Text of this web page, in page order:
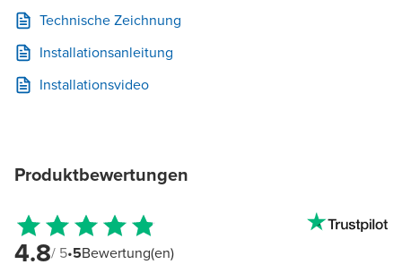
Technische Zeichnung
Installationsanleitung
Installationsvideo
Produktbewertungen
4.8/ 5•5Bewertung(en)